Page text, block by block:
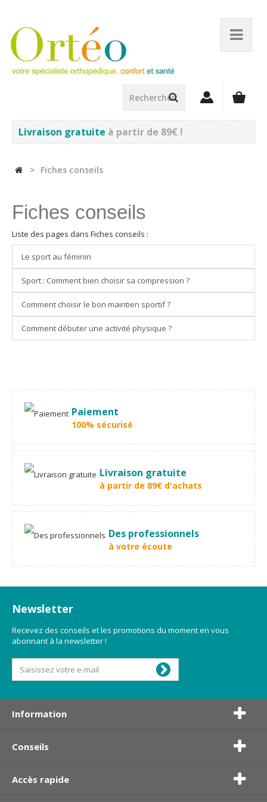
Livraison gratuite à partir de 89€ !
> Fiches conseils
Fiches conseils
Liste des pages dans Fiches conseils :
Le sport au féminin
Sport : Comment bien choisir sa compression ?
Comment choisir le bon maintien sportif ?
Comment débuter une activité physique ?
Paiement
100% sécurisé
Livraison gratuite
à partir de 89€ d'achats
Des professionnels
à votre écoute
Newsletter
Recevez des conseils et les promotions du moment en vous
abonnant à la newsletter !
Information
Conseils
Accès rapide